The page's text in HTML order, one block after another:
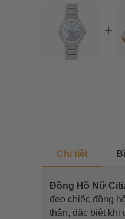
Chi tiết
Đồng Hồ Nữ
đeo chiếc đồng
thân, đặc biệt khi